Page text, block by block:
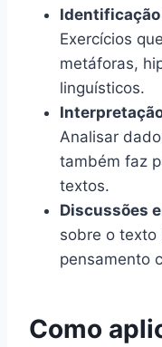
Exercícios
metáforas,
linguísticos.
Analisar
também faz
textos.
Discussões
sobre o texto
pensamento
Como